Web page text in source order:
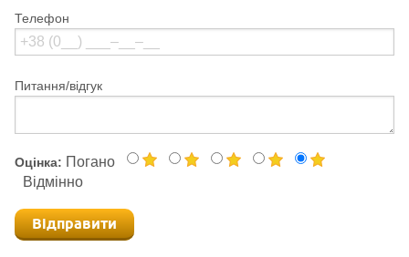
Телефон
Питання/відгук
Оцінка: Погано
Відмінно
Відправити